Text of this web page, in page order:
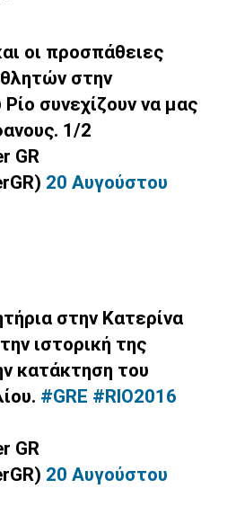
οι προσπάθειες
στην
συνεχίζουν να μας
1/2
GR
20 Αυγούστου
στην Κατερίνα
ιστορική της
κατάκτηση του
#GRE #RIO2016
GR
20 Αυγούστου